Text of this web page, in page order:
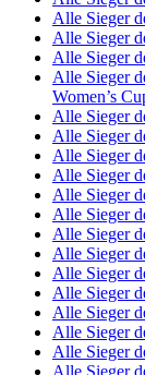
Alle Sieger
Alle Sieger
Alle Sieger
Alle Sieger
Women’s
Alle Sieger
Alle Sieger
Alle Sieger
Alle Sieger
Alle Sieger
Alle Sieger
Alle Sieger
Alle Sieger
Alle Sieger
Alle Sieger
Alle Sieger
Alle Sieger
Alle Sieger
Alle Sieger